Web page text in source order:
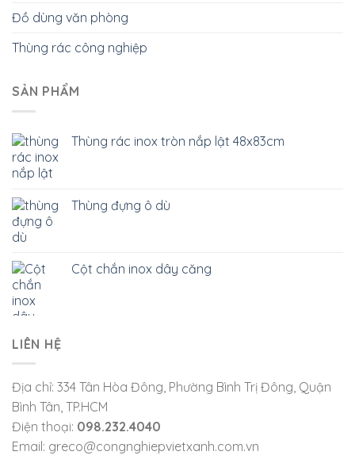
Đồ dùng văn phòng
Thùng rác công nghiệp
SẢN PHẨM
Thùng rác inox tròn nắp lật 48x83cm
Thùng đựng ô dù
Cột chắn inox dây căng
LIÊN HỆ
Địa chỉ: 334 Tân Hòa Đông, Phường Bình Trị Đông, Quận
Bình Tân, TP.HCM
Điện thoại: 098.232.4040
Email: greco@congnghiepvietxanh.com.vn